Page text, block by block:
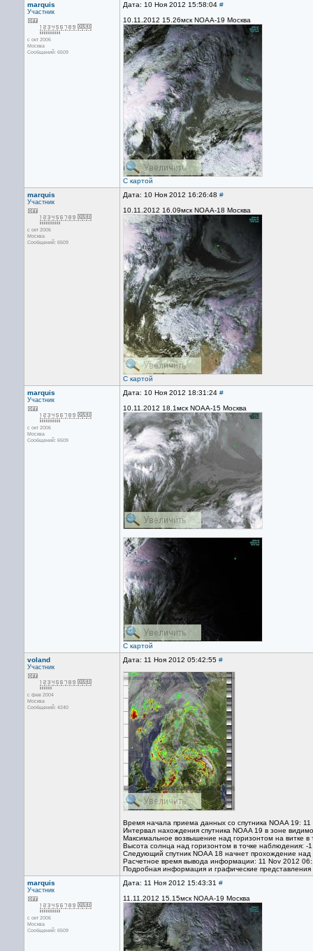
marquis
Участник
с окт 2006
Москва
Сообщений: 6509
Дата: 10 Ноя 2012 15:58:04 #
10.11.2012 15.26мск NOAA-19 Москва
С картой
marquis
Участник
с окт 2006
Москва
Сообщений: 6509
Дата: 10 Ноя 2012 16:26:48 #
10.11.2012 16.09мск NOAA-18 Москва
С картой
marquis
Участник
с окт 2006
Москва
Сообщений: 6509
Дата: 10 Ноя 2012 18:31:24 #
10.11.2012 18.1мск NOAA-15 Москва
С картой
voland
Участник
с фев 2004
Москва
Сообщений: 4240
Дата: 11 Ноя 2012 05:42:55 #
Время начала приема данных со спутника NOAA 19:
Интервал нахождения спутника NOAA 19 в зоне
Максимальное возвышение над горизонтом на витке в
Высота солнца над горизонтом в точке наблюдения: -
Следующий спутник NOAA 18 начнет прохождение
Расчетное время вывода информации: 11 Nov 2012
Подробная информация и графические представления
marquis
Участник
с окт 2006
Москва
Сообщений: 6509
Дата: 11 Ноя 2012 15:43:31 #
11.11.2012 15.15мск NOAA-19 Москва